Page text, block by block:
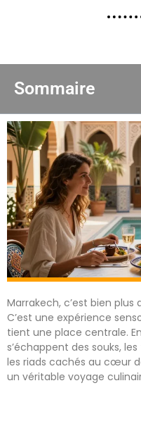
Sommaire
Marrakech, c’est bien
C’est une expérience
tient une place centrale.
s’échappent des souks,
les riads cachés au cœur
un véritable voyage